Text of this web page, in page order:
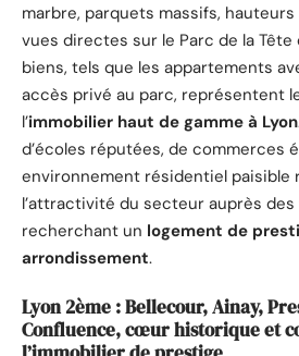
marbre, parquets massifs,
vues directes sur le Parc de la Tête
biens, tels que les appartements
accès privé au parc, représentent
l’immobilier haut de gamme à Lyon
d’écoles réputées, de commerces
environnement résidentiel paisible
l’attractivité du secteur auprès des
recherchant un logement de
arrondissement.
Lyon 2ème : Bellecour, Ainay,
Confluence, cœur historique et